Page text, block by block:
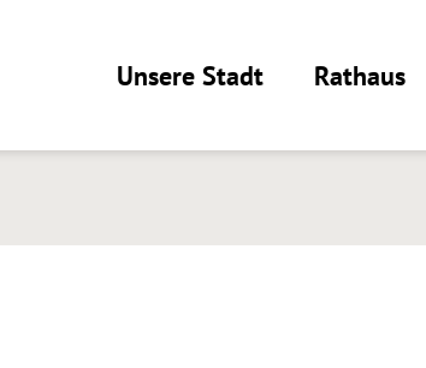
Unsere Stadt Rathaus